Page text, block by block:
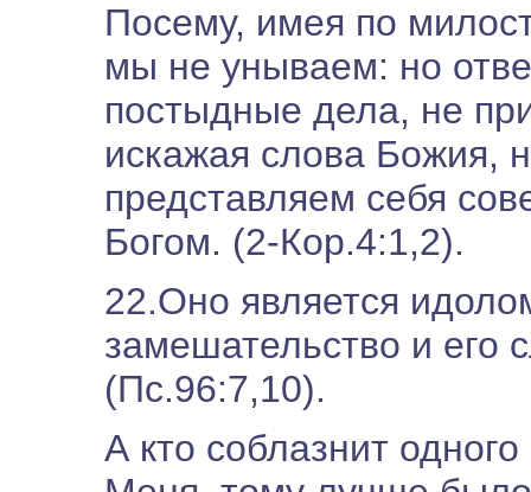
Посему, имея по
мы не унываем: но
постыдные дела, не
искажая слова Божия,
представляем себя
Богом. (2-Кор.4:1,2).
22.Оно является
замешательство и его
(Пс.96:7,10).
А кто соблазнит